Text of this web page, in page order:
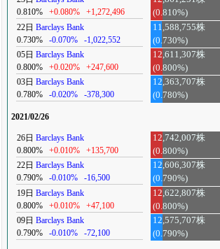
0.810%
+0.080% +1,272,496
(0.810%)
22日 Barclays Bank
0.730%
-0.070% -1,022,552
11,588,755株
(0.730%)
05日 Barclays Bank
0.800%
+0.020% +247,600
12,611,307株
(0.800%)
03日 Barclays Bank
0.780%
-0.020% -378,300
12,363,707株
(0.780%)
2021/02/26
26日 Barclays Bank
0.800%
+0.010% +135,700
12,742,007株
(0.800%)
22日 Barclays Bank
0.790%
-0.010% -16,500
12,606,307株
(0.790%)
19日 Barclays Bank
0.800%
+0.010% +47,100
12,622,807株
(0.800%)
09日 Barclays Bank
0.790%
-0.010% -72,100
12,575,707株
(0.790%)